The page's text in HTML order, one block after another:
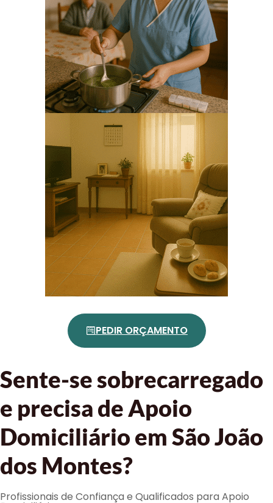
PEDIR ORÇAMENTO
Sente-se sobrecarregado
e precisa de Apoio
Domiciliário em São João
dos Montes?
Profissionais de Confiança e Qualificados para Apoio